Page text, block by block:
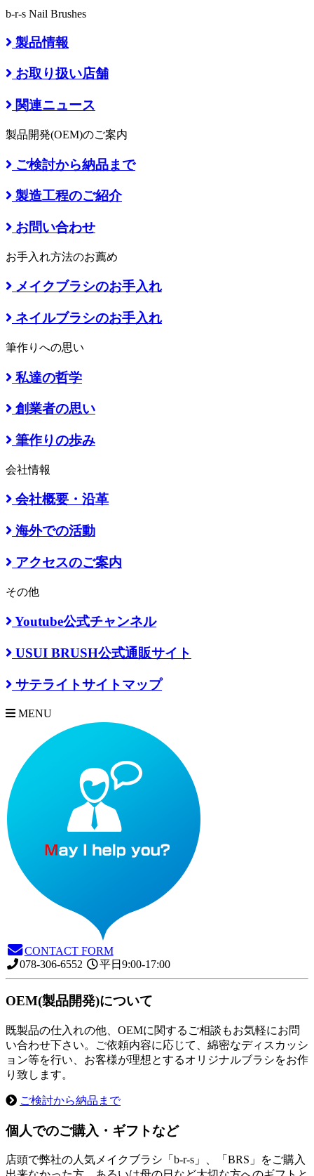
b-r-s Nail Brushes
製品情報
お取り扱い店舗
関連ニュース
製品開発(OEM)のご案内
ご検討から納品まで
製造工程のご紹介
お問い合わせ
お手入れ方法のお薦め
メイクブラシのお手入れ
ネイルブラシのお手入れ
筆作りへの思い
私達の哲学
創業者の思い
筆作りの歩み
会社情報
会社概要・沿革
海外での活動
アクセスのご案内
その他
Youtube公式チャンネル
USUI BRUSH公式通販サイト
サテライトサイトマップ
MENU
CONTACT FORM
078-306-6552
平日9:00-17:00
OEM(製品開発)について
既製品の仕入れの他、OEMに関するご相談もお気軽にお問
い合わせ下さい。ご依頼内容に応じて、綿密なディスカッシ
ョン等を行い、お客様が理想とするオリジナルブラシをお作
り致します。
ご検討から納品まで
個人でのご購入・ギフトなど
店頭で弊社の人気メイクブラシ「b-r-s」、「BRS」をご購入